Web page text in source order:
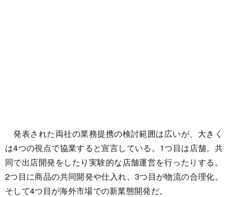
発表された両社の業務提携の検討範囲は広いが、大きく
は4つの視点で協業すると宣言している。1つ目は店舗。共
同で出店開発をしたり実験的な店舗運営を行ったりする。
2つ目に商品の共同開発や仕入れ。3つ目が物流の合理化。
そして4つ目が海外市場での新業態開発だ。